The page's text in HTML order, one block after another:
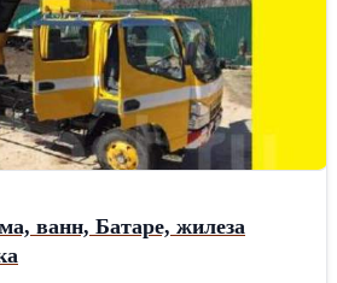
ванн, Батаре, жилеза